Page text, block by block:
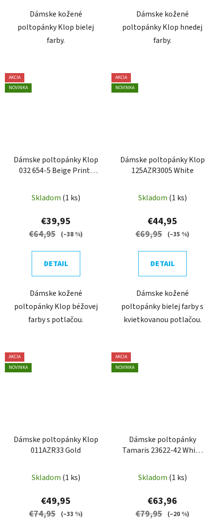
Dámske kožené
poltopánky Klop bielej
farby.
Dámske kožené
poltopánky Klop hnedej
farby.
AKCIA
NOVINKA
Dámske poltopánky Klop
032 654-5 Beige Print-
Skladom (1 ks)
€39,95
€64,95 (–38 %)
DETAIL
Dámske kožené
poltopánky Klop béžovej
farby s potlačou.
AKCIA
NOVINKA
Dámske poltopánky Klop
125AZR3005 White
Skladom (1 ks)
€44,95
€69,95 (–35 %)
DETAIL
Dámske kožené
poltopánky bielej farby s
kvietkovanou potlačou.
AKCIA
NOVINKA
Dámske poltopánky Klop
011AZR33 Gold
Skladom (1 ks)
€49,95
€74,95 (–33 %)
AKCIA
NOVINKA
Dámske poltopánky
Tamaris 23622-42 White
Skladom (1 ks)
€63,96
€79,95 (–20 %)